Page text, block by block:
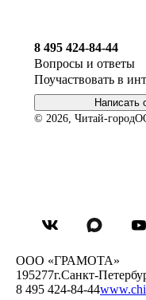
8 495 424-84-44
Вопросы и ответы
Поучаствовать в
Написать
© 2026, Читай-город
ООО «ГРАМОТА»
195277г.Санкт-
8 495 424-84-44